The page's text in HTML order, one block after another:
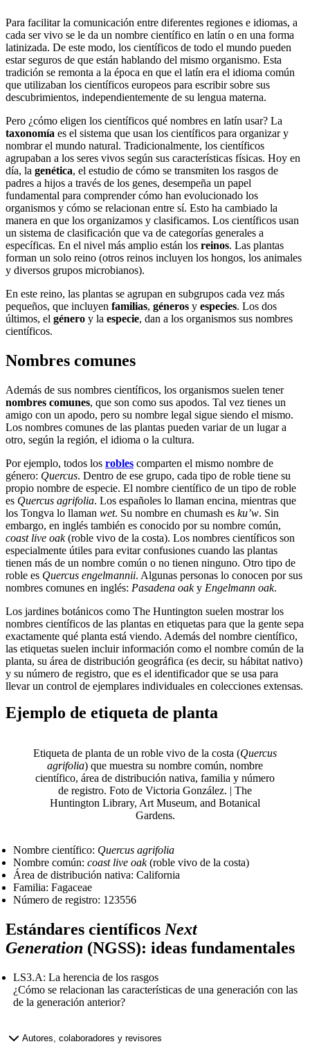
Para facilitar la comunicación entre diferentes regiones e idiomas, a
cada ser vivo se le da un nombre científico en latín o en una forma
latinizada. De este modo, los científicos de todo el mundo pueden
estar seguros de que están hablando del mismo organismo. Esta
tradición se remonta a la época en que el latín era el idioma común
que utilizaban los científicos europeos para escribir sobre sus
descubrimientos, independientemente de su lengua materna.
Pero ¿cómo eligen los científicos qué nombres en latín usar? La
taxonomía es el sistema que usan los científicos para organizar y
nombrar el mundo natural. Tradicionalmente, los científicos
agrupaban a los seres vivos según sus características físicas. Hoy en
día, la genética, el estudio de cómo se transmiten los rasgos de
padres a hijos a través de los genes, desempeña un papel
fundamental para comprender cómo han evolucionado los
organismos y cómo se relacionan entre sí. Esto ha cambiado la
manera en que los organizamos y clasificamos. Los científicos usan
un sistema de clasificación que va de categorías generales a
específicas. En el nivel más amplio están los reinos. Las plantas
forman un solo reino (otros reinos incluyen los hongos, los animales
y diversos grupos microbianos).
En este reino, las plantas se agrupan en subgrupos cada vez más
pequeños, que incluyen familias, géneros y especies. Los dos
últimos, el género y la especie, dan a los organismos sus nombres
científicos.
Nombres comunes
Además de sus nombres científicos, los organismos suelen tener
nombres comunes, que son como sus apodos. Tal vez tienes un
amigo con un apodo, pero su nombre legal sigue siendo el mismo.
Los nombres comunes de las plantas pueden variar de un lugar a
otro, según la región, el idioma o la cultura.
Por ejemplo, todos los robles comparten el mismo nombre de
género: Quercus. Dentro de ese grupo, cada tipo de roble tiene su
propio nombre de especie. El nombre científico de un tipo de roble
es Quercus agrifolia. Los españoles lo llaman encina, mientras que
los Tongva lo llaman wet. Su nombre en chumash es ku’w. Sin
embargo, en inglés también es conocido por su nombre común,
coast live oak(roble vivo de la costa). Los nombres científicos son
especialmente útiles para evitar confusiones cuando las plantas
tienen más de un nombre común o no tienen ninguno. Otro tipo de
roble es Quercus engelmannii. Algunas personas lo conocen por sus
nombres comunes en inglés: Pasadena oaky Engelmann oak.
Los jardines botánicos como The Huntington suelen mostrar los
nombres científicos de las plantas en etiquetas para que la gente sepa
exactamente qué planta está viendo. Además del nombre científico,
las etiquetas suelen incluir información como el nombre común de la
planta, su área de distribución geográfica (es decir, su hábitat nativo)
y su número de registro, que es el identificador que se usa para
llevar un control de ejemplares individuales en colecciones extensas.
Ejemplo de etiqueta de planta
Etiqueta de planta de un roble vivo de la costa (Quercus
agrifolia) que muestra su nombre común, nombre
científico, área de distribución nativa, familia y número
de registro. Foto de Victoria González. | The
Huntington Library, Art Museum, and Botanical
Gardens.
Nombre científico: Quercus agrifolia
Nombre común:coast live oak(roble vivo de la costa)
Área de distribución nativa: California
Familia: Fagaceae
Número de registro: 123556
Estándares científicos Next
Generation (NGSS): ideas fundamentales
LS3.A: La herencia de los rasgos
¿Cómo se relacionan las características de una generación con las
de la generación anterior?
Autores, colaboradores y revisores